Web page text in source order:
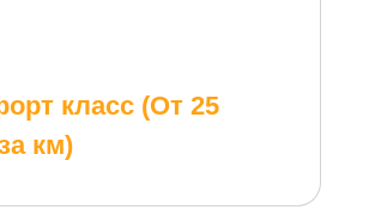
класс (От 25
км)